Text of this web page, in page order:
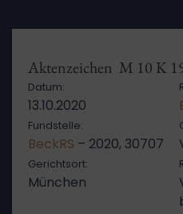
Aktenzeichen M 10 K
Datum:
13.10.2020
Fundstelle:
BeckRS – 2020, 30707
Gerichtsort:
München